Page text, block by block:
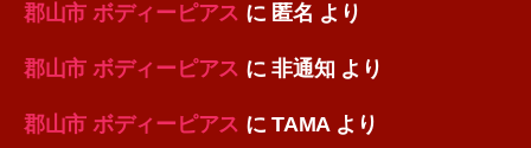
郡山市 ボディーピアス に 匿名 より
郡山市 ボディーピアス に非通知 より
郡山市 ボディーピアス にTAMAより